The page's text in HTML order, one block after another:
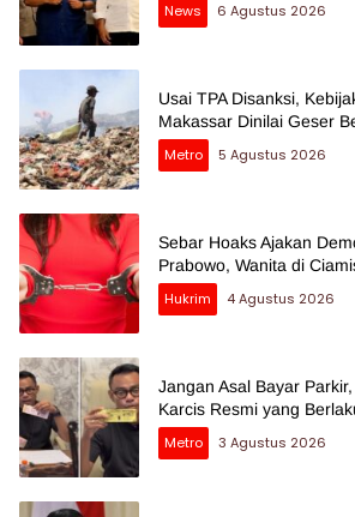
News
6 Agustus 2026
Usai TPA Disanksi,
Makassar Dinilai Geser
Metro
5 Agustus 2026
Sebar Hoaks Ajakan
Prabowo, Wanita di
Hukrim
4 Agustus 2026
Jangan Asal Bayar
Karcis Resmi yang
Metro
3 Agustus 2026